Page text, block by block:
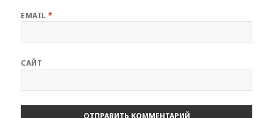
EMAIL*
САЙТ